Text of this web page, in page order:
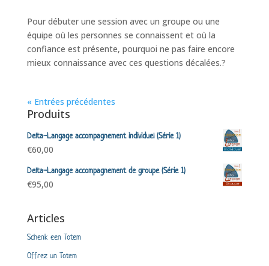
Pour débuter une session avec un groupe ou une
équipe où les personnes se connaissent et où la
confiance est présente, pourquoi ne pas faire encore
mieux connaissance avec ces questions décalées.?
« Entrées précédentes
Produits
Delta-Langage accompagnement individuel (Série 1)
€60,00
Delta-Langage accompagnement de groupe (Série 1)
€95,00
Articles
Schenk een Totem
Offrez un Totem